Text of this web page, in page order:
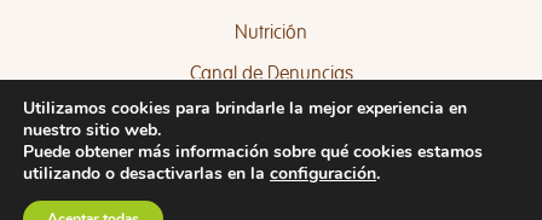
Nutrición
Canal de Denuncias
Quejas y Sugerencias
Utilizamos cookies para brindarle la mejor experiencia en
nuestro sitio web.
Puede obtener más información sobre qué cookies estamos
utilizando o desactivarlas en la configuración.